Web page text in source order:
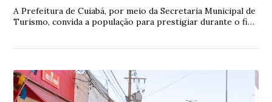
A Prefeitura de Cuiabá, por meio da Secretaria Municipal de
Turismo, convida a população para prestigiar durante o fim